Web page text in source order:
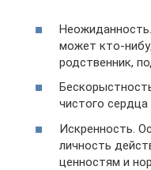
может кто-
родственник,
чистого сердца
Искренность.
личность
ценностям и